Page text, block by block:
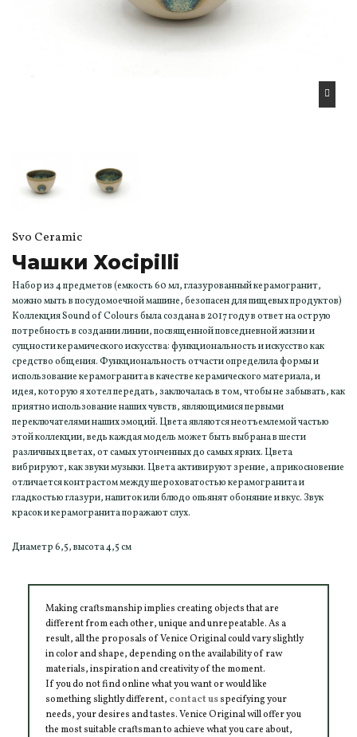
Svo Ceramic
Чашки Xocipilli
Набор из 4 предметов (емкость 60 мл, глазурованный керамогранит,
можно мыть в посудомоечной машине, безопасен для пищевых продуктов)
Коллекция Sound of Colours была создана в 2017 году в ответ на острую
потребность в создании линии, посвященной повседневной жизни и
сущности керамического искусства: функциональность и искусство как
средство общения. Функциональность отчасти определила формы и
использование керамогранита в качестве керамического материала, и
идея, которую я хотел передать, заключалась в том, чтобы не забывать, как
приятно использование наших чувств, являющимися первыми
переключателями наших эмоций. Цвета являются неотъемлемой частью
этой коллекции, ведь каждая модель может быть выбрана в шести
различных цветах, от самых утонченных до самых ярких. Цвета
вибрируют, как звуки музыки. Цвета активируют зрение, а прикосновение
отличается контрастом между шероховатостью керамогранита и
гладкостью глазури, напиток или блюдо опьянят обоняние и вкус. Звук
красок и керамогранита поражают слух.
Диаметр 6,5, высота 4,5 см
Making craftsmanship implies creating objects that are
different from each other, unique and unrepeatable. As a
result, all the proposals of Venice Original could vary slightly
in color and shape, depending on the availability of raw
materials, inspiration and creativity of the moment.
If you do not find online what you want or would like
something slightly different, contact usspecifying your
needs, your desires and tastes. Venice Original will offer you
the most suitable craftsman to achieve what you care about,